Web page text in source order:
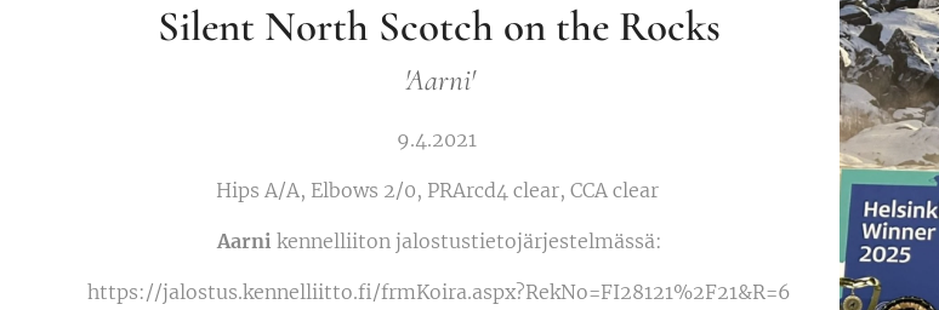
Silent North Scotch on the Rocks
'Aarni'
9.4.2021
Hips A/A, Elbows 2/0, PRArcd4 clear, CCA clear
Aarni kennelliiton jalostustietojärjestelmässä:
https://jalostus.kennelliitto.fi/frmKoira.aspx?RekNo=FI28121%2F21&R=6